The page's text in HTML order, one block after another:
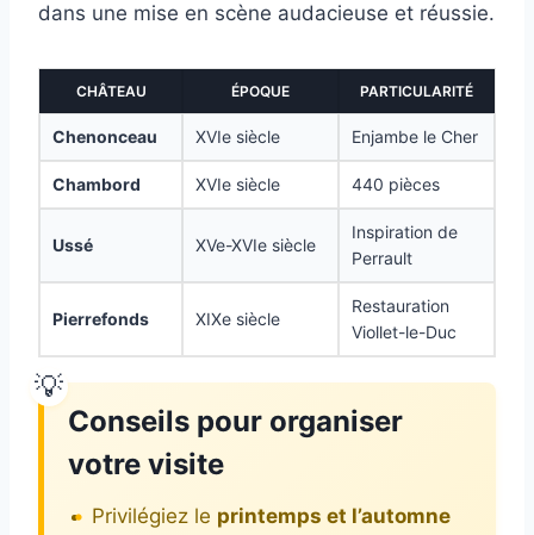
dans une mise en scène audacieuse et réussie.
CHÂTEAU ÉPOQUE PARTICULARITÉ
Chenonceau XVIe siècle Enjambe le Cher
Chambord XVIe siècle 440 pièces
Ussé XVe-XVIe siècle
Inspiration de
Perrault
Pierrefonds XIXe siècle
Restauration
Viollet-le-Duc
Conseils pour organiser
votre visite
Privilégiez le printemps et l’automne